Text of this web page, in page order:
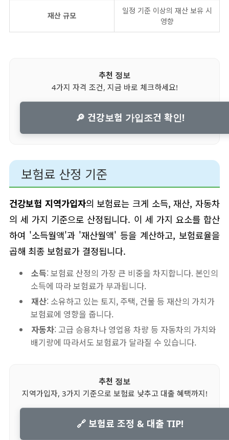
재산 규모
일정 기준 이상의 재산 보유 시
영향
추천 정보
4가지 자격 조건, 지금 바로 체크하세요!
🔎 건강보험 가입조건 확인!
보험료 산정 기준
건강보험 지역가입자의 보험료는 크게 소득, 재산, 자동차
의 세 가지 기준으로 산정됩니다. 이 세 가지 요소를 합산
하여 '소득월액'과 '재산월액' 등을 계산하고, 보험료율을
곱해 최종 보험료가 결정됩니다.
소득: 보험료 산정의 가장 큰 비중을 차지합니다. 본인의
소득에 따라 보험료가 부과됩니다.
재산: 소유하고 있는 토지, 주택, 건물 등 재산의 가치가
보험료에 영향을 줍니다.
자동차: 고급 승용차나 영업용 차량 등 자동차의 가치와
배기량에 따라서도 보험료가 달라질 수 있습니다.
추천 정보
지역가입자, 3가지 기준으로 보험료 낮추고 대출 혜택까지!
🔗 보험료 조정 & 대출 TIP!